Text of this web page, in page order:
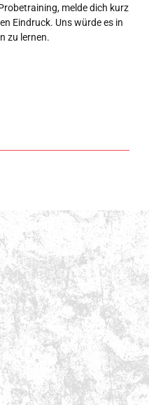
melde dich kurz
Eindruck. Uns würde es in
zu lernen.